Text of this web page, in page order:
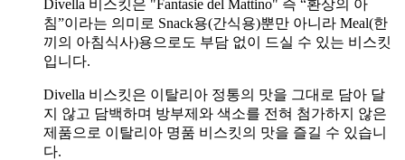
Divella 비스킷은 "Fantasie del Mattino" 즉 “환상의 아
침”이라는 의미로 Snack용(간식용)뿐만 아니라 Meal(한
끼의 아침식사)용으로도 부담 없이 드실 수 있는 비스킷
입니다.
Divella 비스킷은 이탈리아 정통의 맛을 그대로 담아 달
지 않고 담백하며 방부제와 색소를 전혀 첨가하지 않은
제품으로 이탈리아 명품 비스킷의 맛을 즐길 수 있습니
다.